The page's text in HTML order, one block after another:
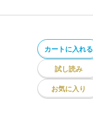
カートに入れる
試し読み
お気に入り